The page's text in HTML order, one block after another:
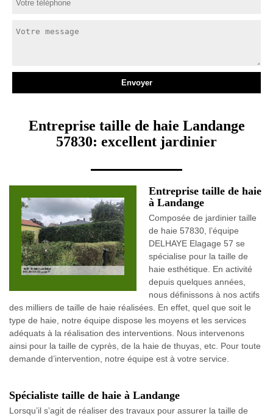
Entreprise taille de haie Landange
57830: excellent jardinier
Entreprise taille de haie
à Landange
Composée de jardinier taille
de haie 57830, l’équipe
DELHAYE Elagage 57 se
spécialise pour la taille de
haie esthétique. En activité
depuis quelques années,
nous définissons à nos actifs
des milliers de taille de haie réalisées. En effet, quel que soit le
type de haie, notre équipe dispose les moyens et les services
adéquats à la réalisation des interventions. Nous intervenons
ainsi pour la taille de cyprès, de la haie de thuyas, etc. Pour toute
demande d’intervention, notre équipe est à votre service.
Spécialiste taille de haie à Landange
Lorsqu’il s’agit de réaliser des travaux pour assurer la taille de